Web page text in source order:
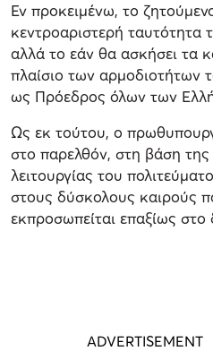
Εν προκειμένω, το
κεντροαριστερή
αλλά το εάν θα ασκήσει τα
πλαίσιο των αρμοδιοτήτων
ως Πρόεδρος όλων των
Ως εκ τούτου, ο
στο παρελθόν, στη βάση
λειτουργίας του
στους δύσκολους καιρούς
εκπροσωπείται επαξίως